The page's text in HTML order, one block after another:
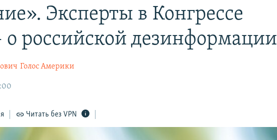
Эксперты в Конгрессе
российской дезинформации
Голос Америки
Читать без VPN